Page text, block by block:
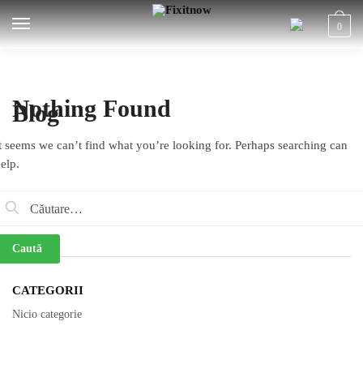
Skip
to
Skip
to
0
Blog
Nothing Found
seems we can’t find what you’re looking for. Perhaps searching can
CATEGORII
Nicio categorie